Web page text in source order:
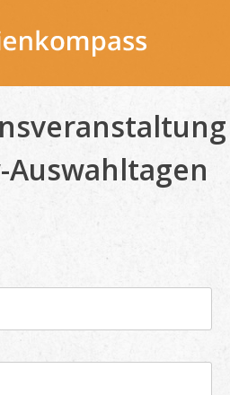
Auswahltagen